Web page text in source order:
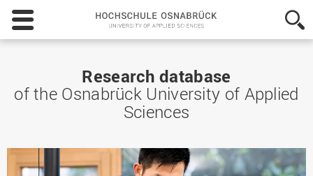
Hochschule
Osnabrück
-
Sciences
Research database
of the Osnabrück University of Applied
Sciences